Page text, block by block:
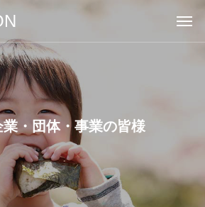
・団体・事業の皆様